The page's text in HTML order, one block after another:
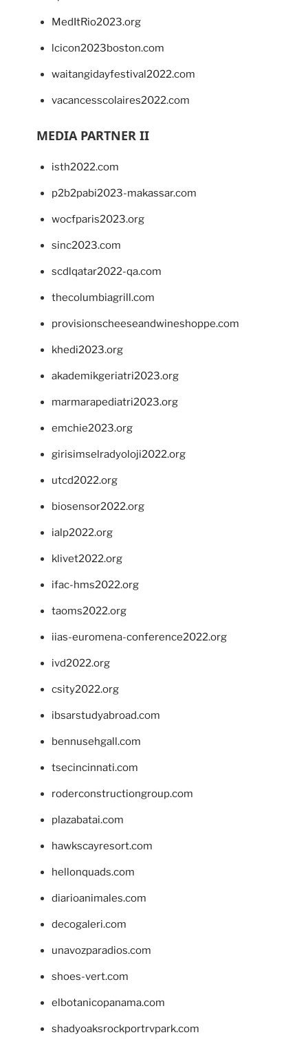
MedItRio2023.org
lcicon2023boston.com
waitangidayfestival2022.com
vacancesscolaires2022.com
MEDIA PARTNER II
isth2022.com
p2b2pabi2023-makassar.com
wocfparis2023.org
sinc2023.com
scdlqatar2022-qa.com
thecolumbiagrill.com
provisionscheeseandwineshoppe.com
khedi2023.org
akademikgeriatri2023.org
marmarapediatri2023.org
emchie2023.org
girisimselradyoloji2022.org
utcd2022.org
biosensor2022.org
ialp2022.org
klivet2022.org
ifac-hms2022.org
taoms2022.org
iias-euromena-conference2022.org
ivd2022.org
csity2022.org
ibsarstudyabroad.com
bennusehgall.com
tsecincinnati.com
roderconstructiongroup.com
plazabatai.com
hawkscayresort.com
hellonquads.com
diarioanimales.com
decogaleri.com
unavozparadios.com
shoes-vert.com
elbotanicopanama.com
shadyoaksrockportrvpark.com